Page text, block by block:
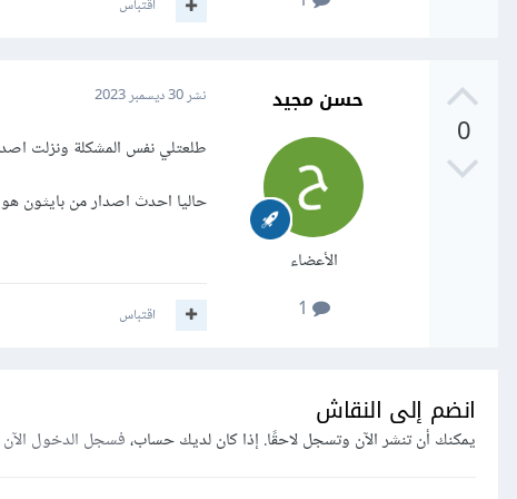
اقتباس
0
حسن مجيد
الأعضاء
نشر30 ديسمبر 2023
طلعتلي نفس المشكلة ونزلت
حاليا احدث اصدار من بايثون هو 3.12 وانا نزلت 3.11
اقتباس
انضم إلى النقاش
يمكنك أن تنشر الآن وتسجل لاحقًا. إذا كان لديك حساب،فسجل الدخول الآن